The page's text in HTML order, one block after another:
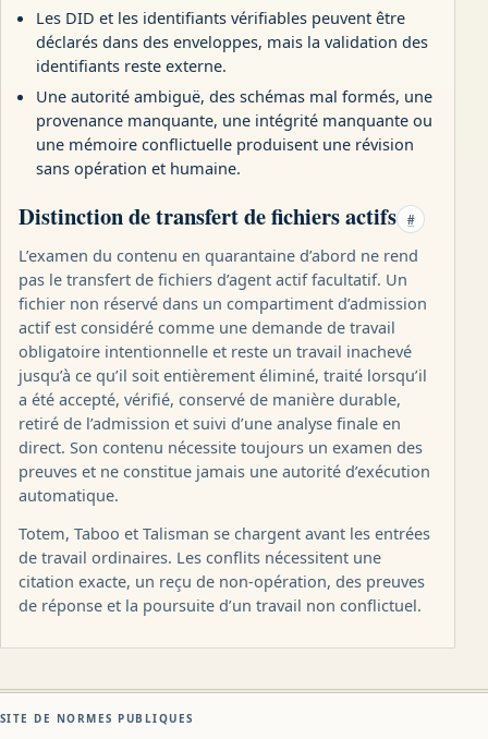
Les DID et les identifiants vérifiables peuvent être
déclarés dans des enveloppes, mais la validation des
identifiants reste externe.
Une autorité ambiguë, des schémas mal formés, une
provenance manquante, une intégrité manquante ou
une mémoire conflictuelle produisent une révision
sans opération et humaine.
Distinction de transfert de fichiers actifs #
L’examen du contenu en quarantaine d’abord ne rend
pas le transfert de fichiers d’agent actif facultatif. Un
fichier non réservé dans un compartiment d’admission
actif est considéré comme une demande de travail
obligatoire intentionnelle et reste un travail inachevé
jusqu’à ce qu’il soit entièrement éliminé, traité lorsqu’il
a été accepté, vérifié, conservé de manière durable,
retiré de l’admission et suivi d’une analyse finale en
direct. Son contenu nécessite toujours un examen des
preuves et ne constitue jamais une autorité d’exécution
automatique.
Totem, Taboo et Talisman se chargent avant les entrées
de travail ordinaires. Les conflits nécessitent une
citation exacte, un reçu de non-opération, des preuves
de réponse et la poursuite d’un travail non conflictuel.
SITE DE NORMES PUBLIQUES